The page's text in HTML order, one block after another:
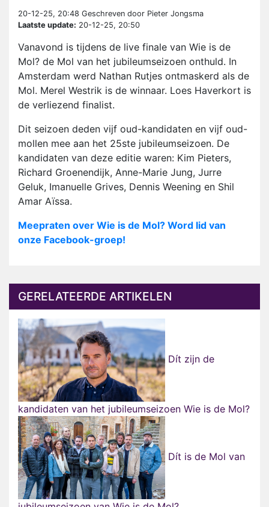
20-12-25, 20:48 Geschreven door Pieter Jongsma
Laatste update: 20-12-25, 20:50
Vanavond is tijdens de live finale van Wie is de
Mol? de Mol van het jubileumseizoen onthuld. In
Amsterdam werd Nathan Rutjes ontmaskerd als de
Mol. Merel Westrik is de winnaar. Loes Haverkort is
de verliezend finalist.
Dit seizoen deden vijf oud-kandidaten en vijf oud-
mollen mee aan het 25ste jubileumseizoen. De
kandidaten van deze editie waren: Kim Pieters,
Richard Groenendijk, Anne-Marie Jung, Jurre
Geluk, Imanuelle Grives, Dennis Weening en Shil
Amar Aïssa.
Meepraten over Wie is de Mol? Word lid van
onze Facebook-groep!
GERELATEERDE ARTIKELEN
Dít zijn de
kandidaten van het jubileumseizoen Wie is de Mol?
Dít is de Mol van